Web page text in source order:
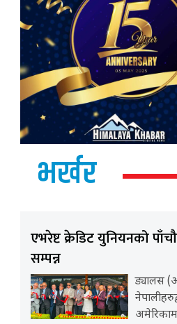
भर्खर
एभरेष्ट क्रेडिट युनियनको
सम्पन्न
ड्यालस